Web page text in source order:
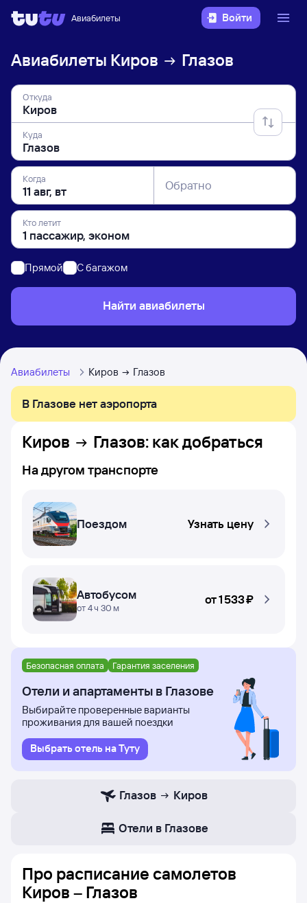
Авиабилеты Войти
Авиабилеты Киров Глазов
Откуда
Куда
Когда Обратно
Кто летит
Прямой C багажом
Найти авиабилеты
Авиабилеты Киров Глазов
В Глазове нет аэропорта
Киров Глазов: как добраться
На другом транспорте
Поездом Узнать цену
Автобусом
от 4 ч 30 м
от1 ⁠533 ⁠₽
Безопасная оплата Гарантия заселения
Отели и апартаменты в Глазове
Выбирайте проверенные варианты
проживания для вашей поездки
Выбрать отель на Туту
Глазов Киров
Отели в Глазове
Про расписание самолетов
Киров – Глазов